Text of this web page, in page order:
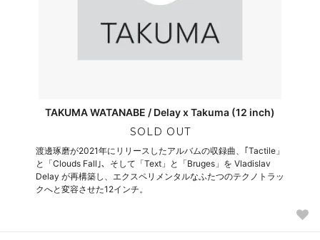
TAKUMA WATANABE / Delay x Takuma (12 inch)
SOLD OUT
渡邊琢磨が2021年にリリースしたアルバムの収録曲、｢Tactile」
と「Clouds Fall｣、そして「Text」と「Bruges」を Vladislav
Delay が再構築し、エクスペリメンタルなふたつのテクノトラッ
クへと変容させた12インチ。